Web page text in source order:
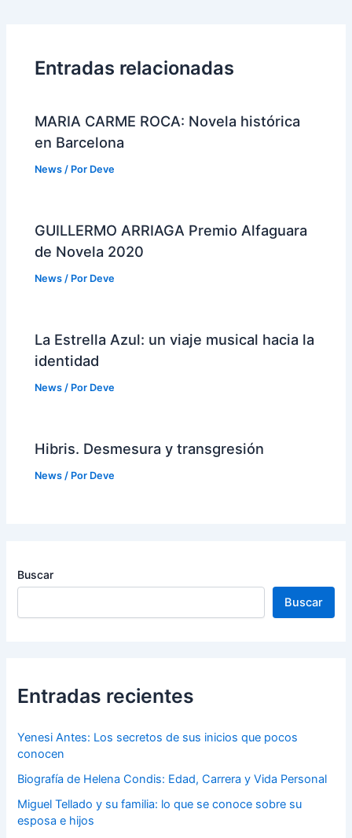
Entradas relacionadas
MARIA CARME ROCA: Novela histórica
en Barcelona
News / Por Deve
GUILLERMO ARRIAGA Premio Alfaguara
de Novela 2020
News / Por Deve
La Estrella Azul: un viaje musical hacia la
identidad
News / Por Deve
Hibris. Desmesura y transgresión
News / Por Deve
Buscar
Buscar
Entradas recientes
Yenesi Antes: Los secretos de sus inicios que pocos
conocen
Biografía de Helena Condis: Edad, Carrera y Vida Personal
Miguel Tellado y su familia: lo que se conoce sobre su
esposa e hijos